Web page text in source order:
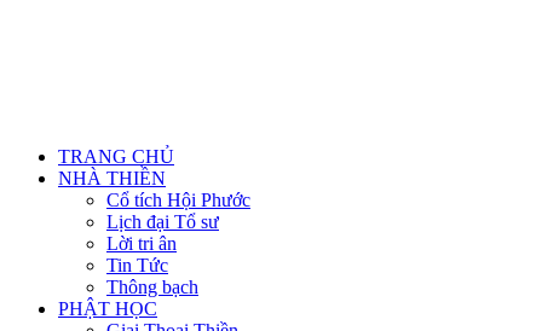
TRANG CHỦ
NHÀ THIỀN
Cổ tích Hội Phước
Lịch đại Tổ sư
Lời tri ân
Tin Tức
Thông bạch
PHẬT HỌC